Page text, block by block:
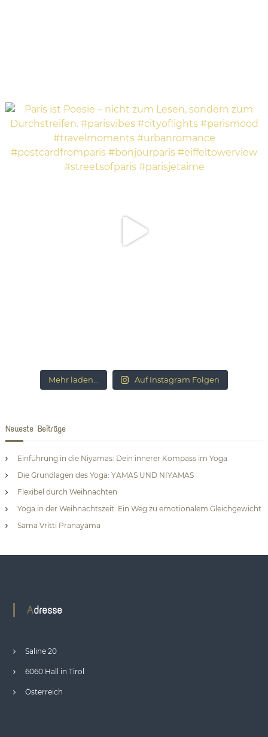
Mehr laden... Auf Instagram Folgen
Neueste Beiträge
Einführung in die Niyamas: Dein innerer Kompass im Yoga
Die Grundlagen des Yoga: YAMAS UND NIYAMAS
Flexibel durch Weihnachten
Yoga in der Weihnachtszeit: Ein Weg zu emotionalem Gleichgewicht
Sama Vritti Pranayama
Adresse
Saline 20
6060 Hall in Tirol
Österreich